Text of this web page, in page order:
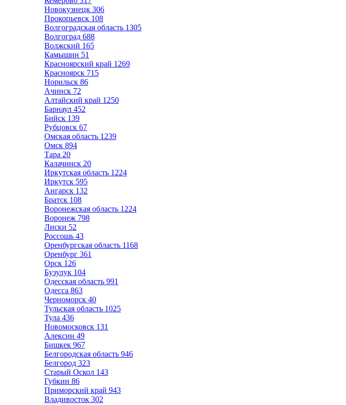
Новокузнецк 306
Прокопьевск 108
Волгоградская область 1305
Волгоград 688
Волжский 165
Камышин 51
Красноярский край 1269
Красноярск 715
Норильск 86
Ачинск 72
Алтайский край 1250
Барнаул 452
Бийск 139
Рубцовск 67
Омская область 1239
Омск 894
Тара 20
Калачинск 20
Иркутская область 1224
Иркутск 595
Ангарск 132
Братск 108
Воронежская область 1224
Воронеж 798
Лиски 52
Россошь 43
Оренбургская область 1168
Оренбург 361
Орск 126
Бузулук 104
Одесская область 991
Одесса 863
Черноморск 40
Тульская область 1025
Тула 436
Новомосковск 131
Алексин 49
Бишкек 967
Белгородская область 946
Белгород 323
Старый Оскол 143
Губкин 86
Приморский край 943
Владивосток 302